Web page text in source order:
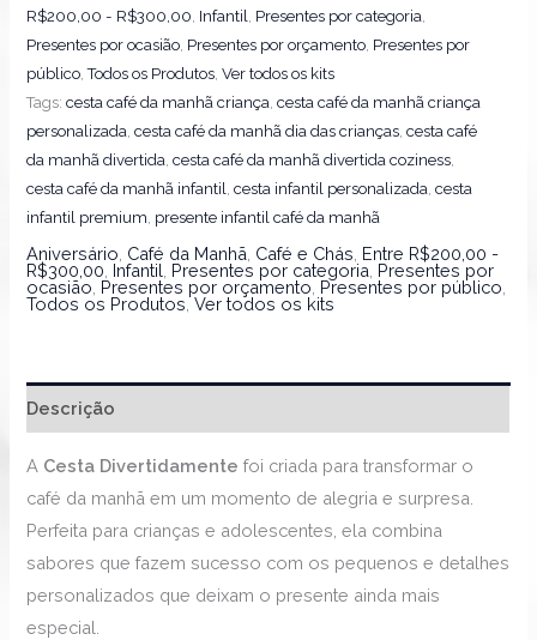
R$200,00 - R$300,00, Infantil, Presentes por categoria,
Presentes por ocasião, Presentes por orçamento, Presentes por
público,Todos os Produtos,Ver todos os kits
Tags:cesta café da manhã criança,cesta café da manhã criança
personalizada,cesta café da manhã dia das crianças,cesta café
da manhã divertida,cesta café da manhã divertida coziness,
cesta café da manhã infantil,cesta infantil personalizada,cesta
infantil premium, presente infantil café da manhã
Aniversário Café da Manhã Café e Chás Entre R$200,00 -
R$300,00 Infantil Presentes por categoria Presentes por
ocasião Presentes por orçamento Presentes por público
Todos os Produtos ,Ver todos os kits
Descrição
A Cesta Divertidamente foi criada para transformar o
café da manhã em um momento de alegria e surpresa.
Perfeita para crianças e adolescentes, ela combina
sabores que fazem sucesso com os pequenos e detalhes
personalizados que deixam o presente ainda mais
especial.